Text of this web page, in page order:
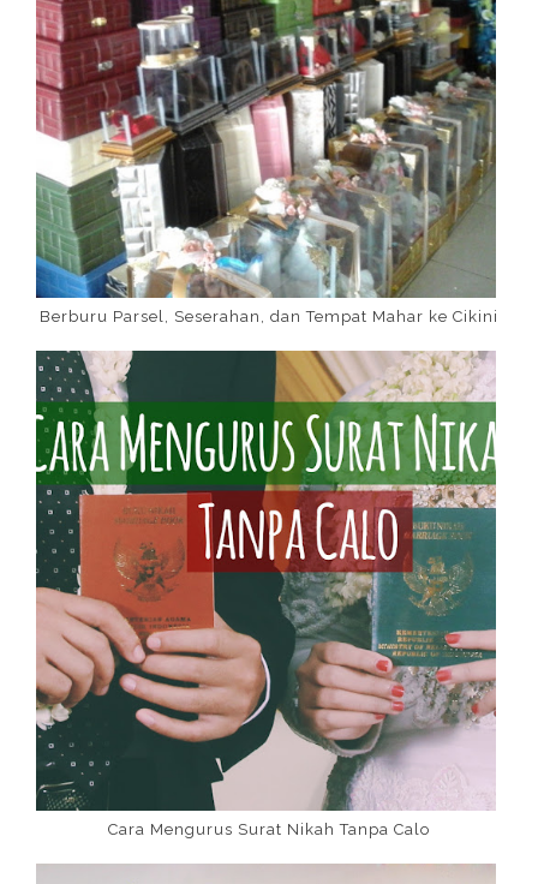
Berburu Parsel, Seserahan, dan Tempat Mahar ke Cikini
Cara Mengurus Surat Nikah Tanpa Calo